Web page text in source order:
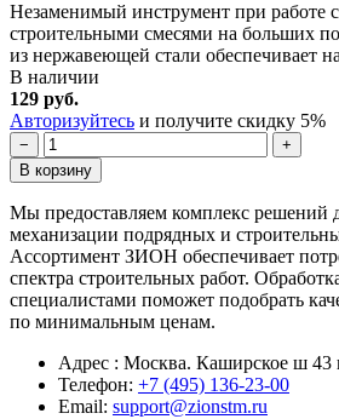
Незаменимый инструмент при работе
строительными смесями на больших
из нержавеющей стали обеспечивает
В наличии
129 руб.
Авторизуйтесь и получите скидку 5%
−
+
В корзину
Мы предоставляем комплекс решений
механизации подрядных и
Ассортимент ЗИОН обеспечивает
спектра строительных работ.
специалистами поможет подобрать
по минимальным ценам.
Адрес : Москва. Каширское ш 43
Телефон: +7 (495) 136-23-00
Email: support@zionstm.ru